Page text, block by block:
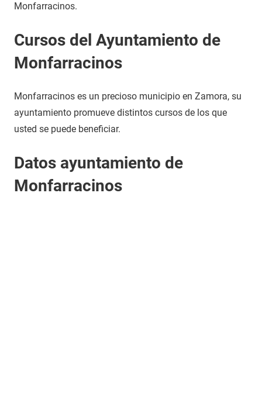
Monfarracinos.
Cursos del Ayuntamiento de
Monfarracinos
Monfarracinos es un precioso municipio en Zamora, su
ayuntamiento promueve distintos cursos de los que
usted se puede beneficiar.
Datos ayuntamiento de
Monfarracinos